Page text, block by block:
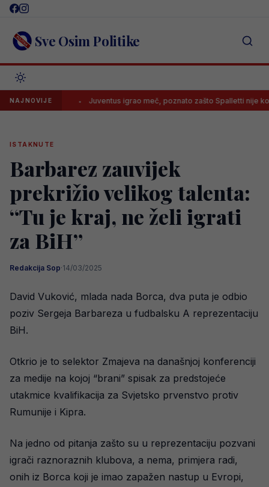
Skip
content Sve Osim Politike
NAJNOVIJE Juventus igrao meč, poznato zašto Spalletti nije koristio
ISTAKNUTE
Barbarez zauvijek
prekrižio velikog talenta:
“Tu je kraj, ne želi igrati
za BiH”
Redakcija Sop·14/03/2025
David Vuković, mlada nada Borca, dva puta je odbio
poziv Sergeja Barbareza u fudbalsku A reprezentaciju
BiH.
Otkrio je to selektor Zmajeva na današnjoj konferenciji
za medije na kojoj “brani” spisak za predstojeće
utakmice kvalifikacija za Svjetsko prvenstvo protiv
Rumunije i Kipra.
Na jedno od pitanja zašto su u reprezentaciju pozvani
igrači raznoraznih klubova, a nema, primjera radi,
onih iz Borca koji je imao zapažen nastup u Evropi,